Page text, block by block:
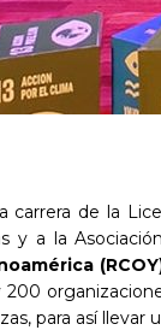
carrera de la
y a la
para así llevar